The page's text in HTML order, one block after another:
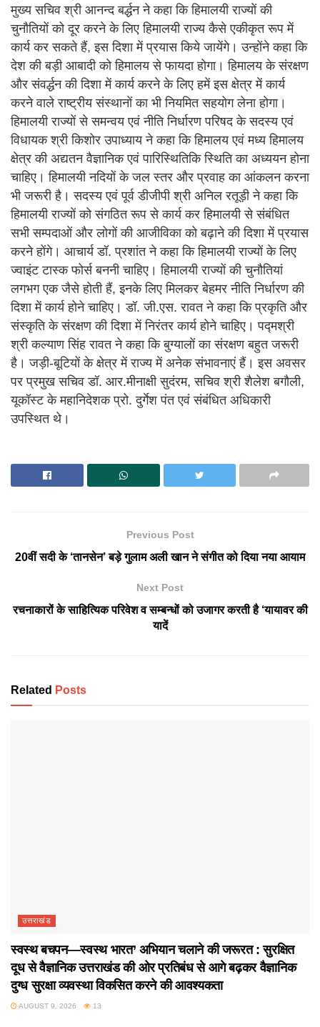
मुख्य सचिव श्री आनन्द बर्द्धन ने कहा कि हिमालयी राज्यों की
चुनौतियों को दूर करने के लिए हिमालयी राज्य कैसे एकीकृत रूप में
कार्य कर सकते हैं, इस दिशा में प्रयास किये जायेंगे। उन्होंने कहा कि
देश की बड़ी आबादी को हिमालय से फायदा होगा। हिमालय के संरक्षण
और संवर्द्धन की दिशा में कार्य करने के लिए हमें इस क्षेत्र में कार्य
करने वाले राष्ट्रीय संस्थानों का भी नियमित सहयोग लेना होगा।
हिमालयी राज्यों से समन्वय एवं नीति निर्धारण परिषद के सदस्य एवं
विधायक श्री किशोर उपाध्याय ने कहा कि हिमालय एवं मध्य हिमालय
क्षेत्र की अद्यतन वैज्ञानिक एवं पारिस्थितिकि स्थिति का अध्ययन होना
चाहिए। हिमालयी नदियों के जल स्तर और प्रवाह का आंकलन करना
भी जरूरी है। सदस्य एवं पूर्व डीजीपी श्री अनिल रतूड़ी ने कहा कि
हिमालयी राज्यों को संगठित रूप से कार्य कर हिमालयी से संबंधित
सभी सम्पदाओं और लोगों की आजीविका को बढ़ाने की दिशा में प्रयास
करने होंगे। आचार्य डॉ. प्रशांत ने कहा कि हिमालयी राज्यों के लिए
ज्वाइंट टास्क फोर्स बननी चाहिए। हिमालयी राज्यों की चुनौतियां
लगभग एक जैसे होती हैं, इनके लिए मिलकर बेहमर नीति निर्धारण की
दिशा में कार्य होने चाहिए। डॉ. जी.एस. रावत ने कहा कि प्रकृति और
संस्कृति के संरक्षण की दिशा में निरंतर कार्य होने चाहिए। पद्मश्री
श्री कल्याण सिंह रावत ने कहा कि बुग्यालों का संरक्षण बहुत जरूरी
है। जड़ी-बूटियों के क्षेत्र में राज्य में अनेक संभावनाएं हैं। इस अवसर
पर प्रमुख सचिव डॉ. आर.मीनाक्षी सुदंरम, सचिव श्री शैलेश बगौली,
यूकॉस्ट के महानिदेशक प्रो. दुर्गेश पंत एवं संबंधित अधिकारी
उपस्थित थे।
Previous Post
20वीं सदी के ‘तानसेन’ बड़े गुलाम अली खान ने संगीत को दिया नया आयाम
Next Post
रचनाकारों के साहित्यिक परिवेश व सम्बन्धों को उजागर करती है ‘यायावर की
यादें
Related Posts
उत्तराखंड
स्वस्थ बचपन—स्वस्थ भारत’ अभियान चलाने की जरूरत : सुरक्षित
दूध से वैज्ञानिक उत्तराखंड की ओर प्रतिबंध से आगे बढ़कर वैज्ञानिक
दुग्ध सुरक्षा व्यवस्था विकसित करने की आवश्यकता
AUGUST 9, 2026 13